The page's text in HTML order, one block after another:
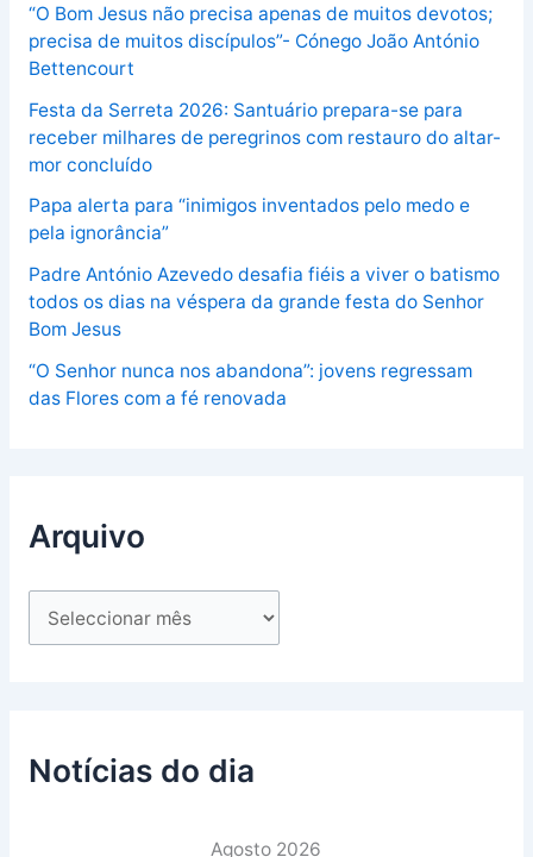
“O Bom Jesus não precisa apenas de muitos devotos;
precisa de muitos discípulos”- Cónego João António
Bettencourt
Festa da Serreta 2026: Santuário prepara-se para
receber milhares de peregrinos com restauro do altar-
mor concluído
Papa alerta para “inimigos inventados pelo medo e
pela ignorância”
Padre António Azevedo desafia fiéis a viver o batismo
todos os dias na véspera da grande festa do Senhor
Bom Jesus
“O Senhor nunca nos abandona”: jovens regressam
das Flores com a fé renovada
Arquivo
Notícias do dia
Agosto 2026